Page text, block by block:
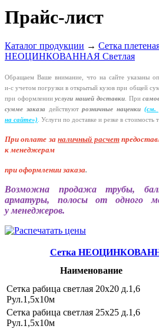
Прайс-лист
Каталог продукции → Сетка
НЕОЦИНКОВАННАЯ Светлая
Обращаем Ваше внимание, что на сайте указаны
и-с учетом погрузки в открытый кузов при общей
при оформленииуслуги нашей доставки. При
сумме заказа
действуютрозничные наценки (см.
на сайте»). Услуги по доставке и резке в стоимость
При оплате заналичный расчет
к менеджерам
при оформлении заказа.
Возможна продажа трубы,
арматуры, полосы от одного
у менеджеров.
Наименование
Сетка
Сетка рабица светлая 20х20 д.1,6
Рул.1,5х10м
Сетка рабица светлая 25х25 д.1,6
Рул.1,5х10м